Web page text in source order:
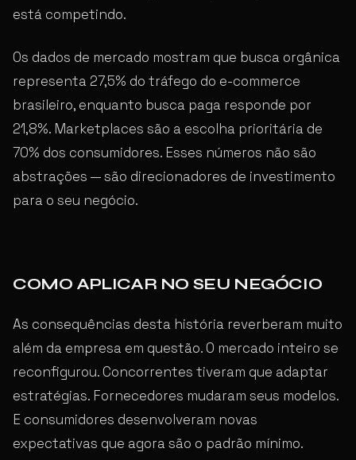
está competindo.
Os dados de mercado mostram que busca orgânica
representa 27,5% do tráfego do e-commerce
brasileiro, enquanto busca paga responde por
21,8%. Marketplaces são a escolha prioritária de
70% dos consumidores. Esses números não são
abstrações — são direcionadores de investimento
para o seu negócio.
COMO APLICAR NO SEU NEGÓCIO
As consequências desta história reverberam muito
além da empresa em questão. O mercado inteiro se
reconfigurou. Concorrentes tiveram que adaptar
estratégias. Fornecedores mudaram seus modelos.
E consumidores desenvolveram novas
expectativas que agora são o padrão mínimo.